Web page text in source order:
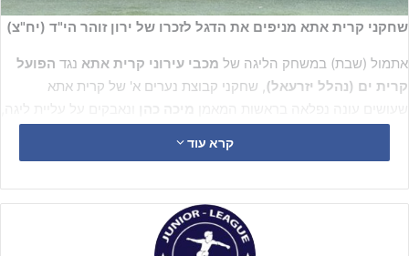
שחקני קרית אתא מניפים את הדגל לזכרו של ירון זוהר הי"ד (יח"צ)
אתמול (שבת) במשחק הליגה של מכבי עירוני קרית אתא נגד הפועל
קרית ים (נהלל יזרעאל), שחקני קבוצת נערים א' של קרית אתא
ירון בנם של ליהי ועמרם ואח של עופרי וגיא גדל בקריית אתא והיה חבר
קרוב של חלק משחקני נערים א' של קרית אתא. הוא היה שחקן כדורגל
מקצועי מגיל 6 אך בגיל 17 החליט לנטוש את חלום הכדורגל והקריירה
קרא עוד